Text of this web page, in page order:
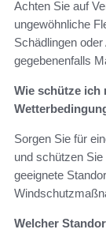
Achten Sie auf
ungewöhnliche
Schädlingen
gegebenenfalls
Wie schütze ich
Sorgen Sie für
und schützen
geeignete
Welcher